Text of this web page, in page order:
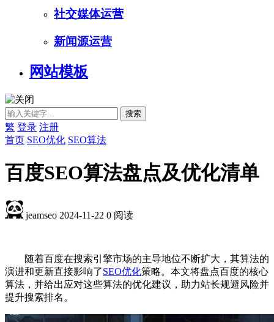
社交媒体运营
新闻源运营
网站模板
繁 登录 注册
首页 SEO优化 SEO算法
百度SEO算法盘点及优化清单
jeamseo 2024-11-22 0 阅读
随着百度在搜索引擎市场的主导地位不断扩大，其算法的
演进和更新直接影响了SEO优化策略。本文将盘点百度的核心
算法，并给出应对这些算法的优化建议，助力站长规避风险并
提升搜索排名。